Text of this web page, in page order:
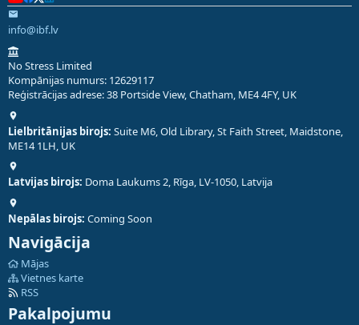
info@ibf.lv
No Stress Limited
Kompānijas numurs: 12629117
Reģistrācijas adrese: 38 Portside View, Chatham, ME4 4FY, UK
Lielbritānijas birojs: Suite M6, Old Library, St Faith Street, Maidstone,
ME14 1LH, UK
Latvijas birojs: Doma Laukums 2, Rīga, LV-1050, Latvija
Nepālas birojs: Coming Soon
Navigācija
Mājas
Vietnes karte
RSS
Pakalpojumu